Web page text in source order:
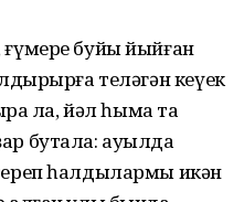
буйы йыйған
теләгән кеүек
ла, йәл һымаҡ та
бутала: ауылда
һалдылармы икән